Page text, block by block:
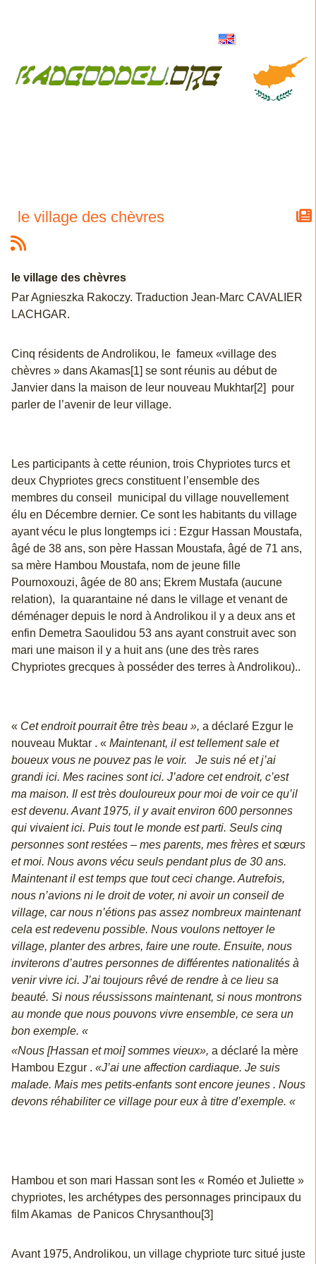
le village des chèvres
le village des chèvres
Par Agnieszka Rakoczy. Traduction Jean-Marc CAVALIER
LACHGAR.
Cinq résidents de Androlikou, le fameux «village des
chèvres » dans Akamas[1] se sont réunis au début de
Janvier dans la maison de leur nouveau Mukhtar[2] pour
parler de l’avenir de leur village.
Les participants à cette réunion, trois Chypriotes turcs et
deux Chypriotes grecs constituent l’ensemble des
membres du conseil municipal du village nouvellement
élu en Décembre dernier. Ce sont les habitants du village
ayant vécu le plus longtemps ici : Ezgur Hassan Moustafa,
âgé de 38 ans, son père Hassan Moustafa, âgé de 71 ans,
sa mère Hambou Moustafa, nom de jeune fille
Pournoxouzi, âgée de 80 ans; Ekrem Mustafa (aucune
relation), la quarantaine né dans le village et venant de
déménager depuis le nord à Androlikou il y a deux ans et
enfin Demetra Saoulidou 53 ans ayant construit avec son
mari une maison il y a huit ans (une des très rares
Chypriotes grecques à posséder des terres à Androlikou)..
« Cet endroit pourrait être très beau », a déclaré Ezgur le
nouveau Muktar . « Maintenant, il est tellement sale et
boueux vous ne pouvez pas le voir. Je suis né et j’ai
grandi ici. Mes racines sont ici. J’adore cet endroit, c’est
ma maison. Il est très douloureux pour moi de voir ce qu’il
est devenu. Avant 1975, il y avait environ 600 personnes
qui vivaient ici. Puis tout le monde est parti. Seuls cinq
personnes sont restées – mes parents, mes frères et sœurs
et moi. Nous avons vécu seuls pendant plus de 30 ans.
Maintenant il est temps que tout ceci change. Autrefois,
nous n’avions ni le droit de voter, ni avoir un conseil de
village, car nous n’étions pas assez nombreux maintenant
cela est redevenu possible. Nous voulons nettoyer le
village, planter des arbres, faire une route. Ensuite, nous
inviterons d’autres personnes de différentes nationalités à
venir vivre ici. J’ai toujours rêvé de rendre à ce lieu sa
beauté. Si nous réussissons maintenant, si nous montrons
au monde que nous pouvons vivre ensemble, ce sera un
bon exemple. «
«Nous [Hassan et moi] sommes vieux», a déclaré la mère
Hambou Ezgur . «J’ai une affection cardiaque. Je suis
malade. Mais mes petits-enfants sont encore jeunes . Nous
devons réhabiliter ce village pour eux à titre d’exemple. «
Hambou et son mari Hassan sont les « Roméo et Juliette »
chypriotes, les archétypes des personnages principaux du
film Akamas de Panicos Chrysanthou[3]
Avant 1975, Androlikou, un village chypriote turc situé juste